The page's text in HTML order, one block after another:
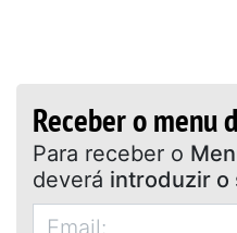
Receber o menu
Para receber o
deverá introduzir o